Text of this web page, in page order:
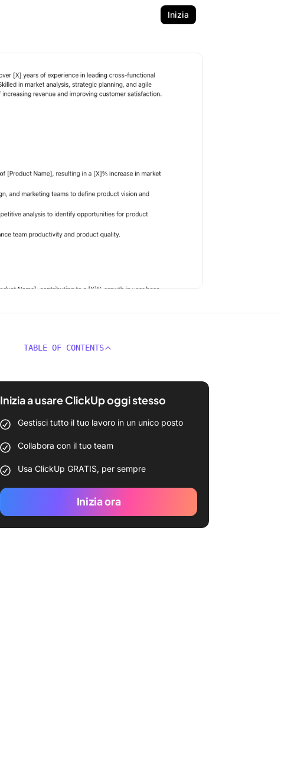
Inizia
TABLE OF CONTENTS
Inizia a usare ClickUp oggi stesso
Gestisci tutto il tuo lavoro in un unico posto
Collabora con il tuo team
Usa ClickUp GRATIS, per sempre
Inizia ora